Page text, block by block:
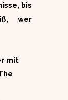
bis
wer
mit